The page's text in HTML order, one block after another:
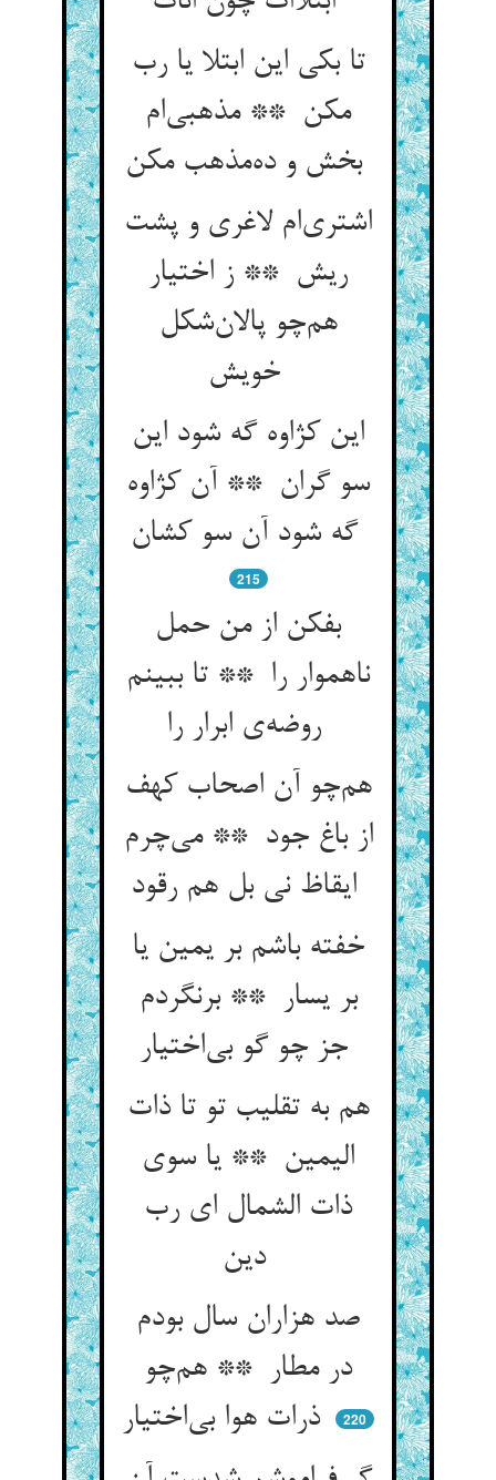
تا بکی این ابتلا یا رب
مکن ** مذهبی‌ام
بخش و ده‌مذهب مکن
اشتری‌ام لاغری و پشت
ریش ** ز اختیار
هم‌چو پالان‌شکل
خویش
این کژاوه گه شود این
سو گران ** آن کژاوه
گه شود آن سو کشان
215
بفکن از من حمل
ناهموار را ** تا ببینم
هم‌چو آن اصحاب کهف
از باغ جود ** می‌چرم
خفته باشم بر یمین یا
بر یسار ** برنگردم
هم به تقلیب تو تا ذات
الیمین ** یا سوی
ذات الشمال ای رب
دین
صد هزاران سال بودم
در مطار ** هم‌چو
ذرات هوا بی‌اختیار
220